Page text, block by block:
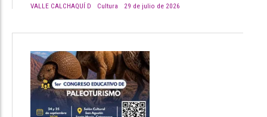
VALLE CALCHAQUÍ D Cultura 29 de julio de 2026